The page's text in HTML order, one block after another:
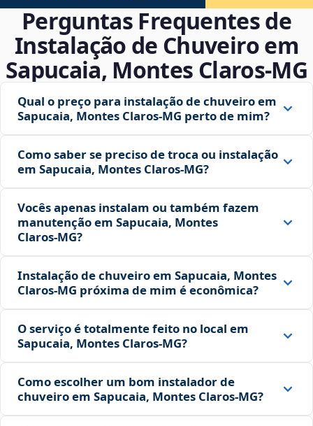
Perguntas Frequentes de
Instalação de Chuveiro em
Sapucaia, Montes Claros‑MG
Qual o preço para instalação de chuveiro em
Sapucaia, Montes Claros‑MG perto de mim?
Como saber se preciso de troca ou instalação
em Sapucaia, Montes Claros‑MG?
Vocês apenas instalam ou também fazem
manutenção em Sapucaia, Montes
Claros‑MG?
Instalação de chuveiro em Sapucaia, Montes
Claros‑MG próxima de mim é econômica?
O serviço é totalmente feito no local em
Sapucaia, Montes Claros‑MG?
Como escolher um bom instalador de
chuveiro em Sapucaia, Montes Claros‑MG?